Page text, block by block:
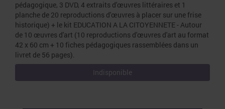
pédagogique, 3 DVD, 4 extraits d'œuvres littéraires et 1
planche de 20 reproductions d'œuvres à placer sur une frise
historique) + le kit EDUCATION A LA CITOYENNETE - Autour
de 10 œuvres d'art (10 reproductions d'œuvres d'art au format
42 x 60 cm + 10 fiches pédagogiques rassemblées dans un
livret de 56 pages).
Indisponible